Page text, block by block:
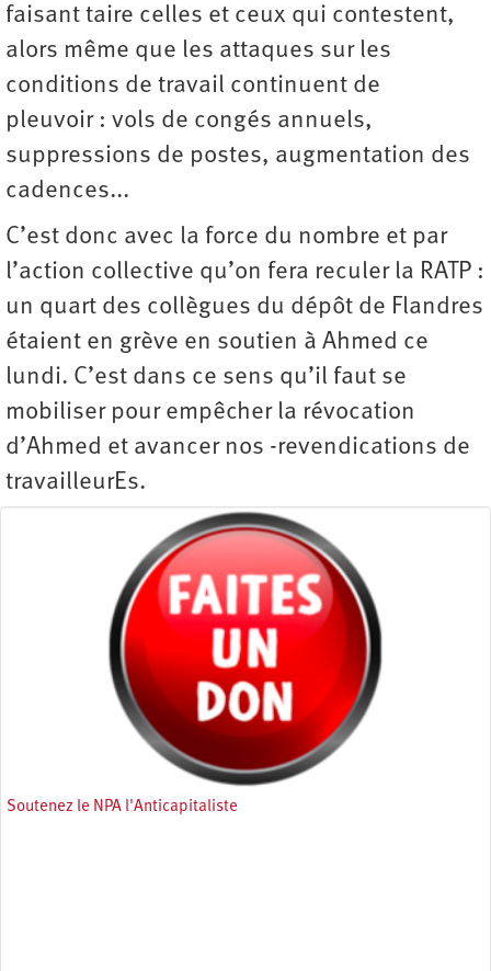
faisant taire celles et ceux qui contestent,
alors même que les attaques sur les
conditions de travail continuent de
pleuvoir : vols de congés annuels,
suppressions de postes, augmentation des
cadences...
C’est donc avec la force du nombre et par
l’action collective qu’on fera reculer la RATP :
un quart des collègues du dépôt de Flandres
étaient en grève en soutien à Ahmed ce
lundi. C’est dans ce sens qu’il faut se
mobiliser pour empêcher la révocation
d’Ahmed et avancer nos -revendications de
travailleurEs.
Soutenez le NPA l'Anticapitaliste